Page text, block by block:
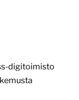
digitoimisto